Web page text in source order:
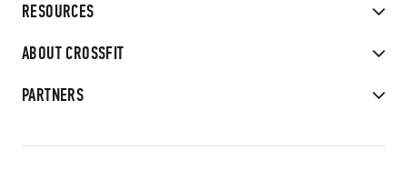
RESOURCES
ABOUT CROSSFIT
PARTNERS